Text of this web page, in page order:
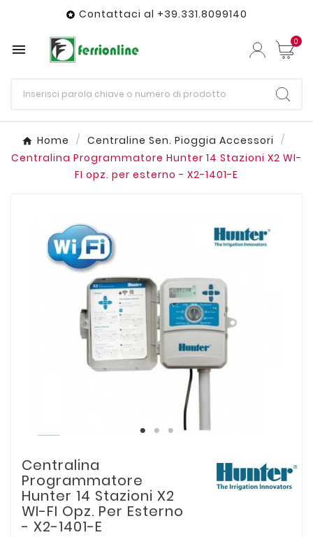
 Contattaci al +39.331.8099140
 0
Home
Centraline Sen. Pioggia Accessori
Centralina Programmatore Hunter 14 Stazioni X2 WI-
FI opz. per esterno - X2-1401-E
Centralina
Programmatore
Hunter 14 Stazioni X2
WI-FI Opz. Per Esterno
- X2-1401-E